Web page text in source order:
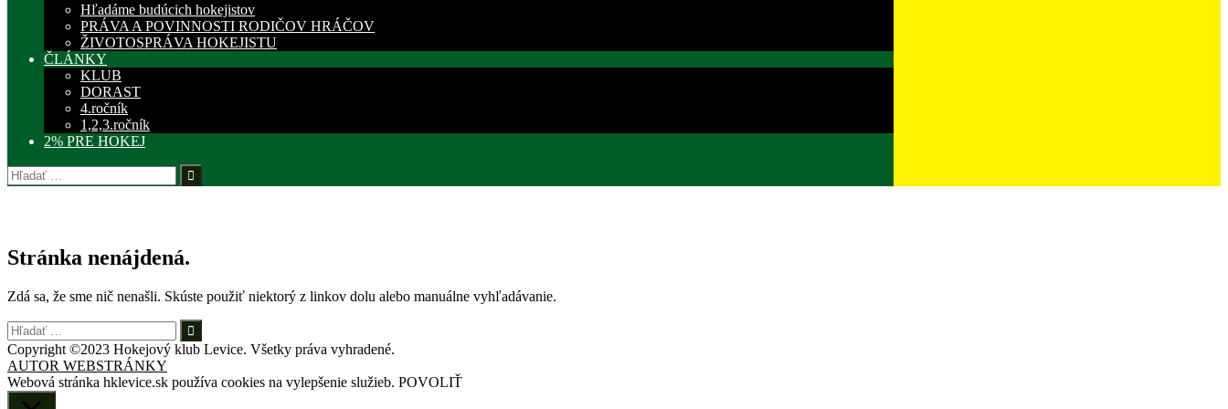
Hľadáme budúcich hokejistov
PRÁVA A POVINNOSTI RODIČOV HRÁČOV
ŽIVOTOSPRÁVA HOKEJISTU
ČLÁNKY
KLUB
DORAST
4.ročník
1,2,3.ročník
2% PRE HOKEJ
Hľadať:
Stránka nenájdená.
Zdá sa, že sme nič nenašli. Skúste použiť niektorý z linkov dolu alebo manuálne vyhľadávanie.
Hľadať:
Copyright ©2023 Hokejový klub Levice. Všetky práva vyhradené.
AUTOR WEBSTRÁNKY
Webová stránka hklevice.sk používa cookies na vylepšenie služieb. POVOLIŤ